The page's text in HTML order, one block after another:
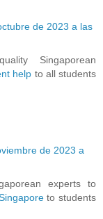
de 2023 a las
Singaporean
help to all students
de 2023 a
experts to
to students